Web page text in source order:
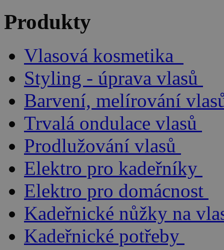
Produkty
Vlasová kosmetika
Styling - úprava vlasů
Barvení, melírování
Trvalá ondulace vlasů
Prodlužování vlasů
Elektro pro kadeřníky
Elektro pro domácnost
Kadeřnické nůžky na
Kadeřnické potřeby